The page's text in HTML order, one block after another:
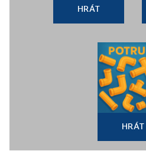
HRÁT
HRÁT